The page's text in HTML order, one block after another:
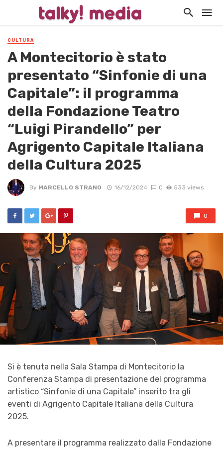
CULTURA
A Montecitorio è stato
presentato “Sinfonie di una
Capitale”: il programma
della Fondazione Teatro
“Luigi Pirandello” per
Agrigento Capitale Italiana
della Cultura 2025
By MARCELLO STRANO 16/12/2024 0 533 views
0
Si è tenuta nella Sala Stampa di Montecitorio la
Conferenza Stampa di presentazione del programma
artistico “Sinfonie di una Capitale” inserito tra gli
eventi di Agrigento Capitale Italiana della Cultura
2025.
A presentare il programma realizzato dalla Fondazione